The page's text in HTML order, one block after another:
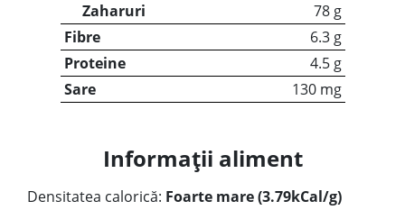
Zaharuri
78 g
Fibre
6.3 g
Proteine
4.5 g
Sare
130 mg
Informații aliment
Densitatea calorică: Foarte mare (3.79kCal/g)